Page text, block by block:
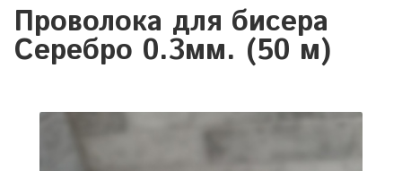
Проволока для бисера
Серебро 0.3мм. (50 м)